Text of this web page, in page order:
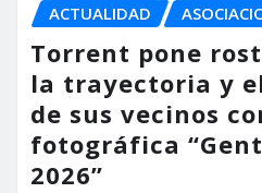
ACTUALIDAD
Torrent pone
la trayectoria y
de sus vecinos
fotográfica
2026”